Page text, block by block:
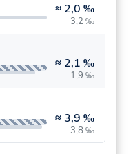
≈ 2,0 ‰
3,2 ‰
≈ 2,1 ‰
1,9 ‰
≈ 3,9 ‰
3,8 ‰